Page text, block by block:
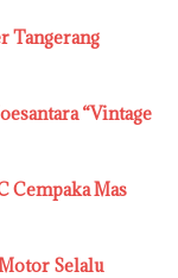
Tangerang
“Vintage
Cempaka Mas
Selalu